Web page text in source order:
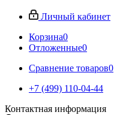
Личный кабинет
Корзина0
Отложенные0
Сравнение товаров0
+7 (499) 110-04-44
Контактная информация